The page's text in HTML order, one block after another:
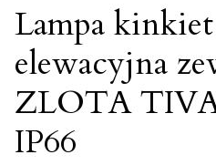
Lampa
elewacyjna
ZLOTA
IP66